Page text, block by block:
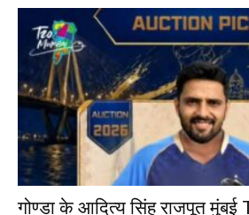
गोण्डा के आदित्य सिंह राजपूत मुंबई